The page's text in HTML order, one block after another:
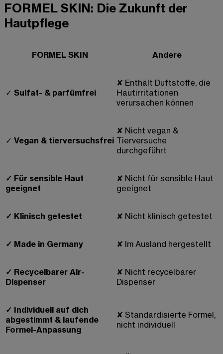
FORMEL SKIN: Die Zukunft der
Hautpflege
FORMEL SKIN Andere
✓ Sulfat- & parfümfrei
✘ Enthält Duftstoffe, die
Hautirritationen
verursachen können
✓ Vegan & tierversuchsfrei
✘ Nicht vegan &
Tierversuche
durchgeführt
✓ Für sensible Haut
geeignet
✘ Nicht für sensible Haut
geeignet
✓ Klinisch getestet ✘ Nicht klinisch getestet
✓ Made in Germany ✘ Im Ausland hergestellt
✓ Recycelbarer Air-
Dispenser
✘ Nicht recycelbarer
Dispenser
✓ Individuell auf dich
abgestimmt & laufende
Formel-Anpassung
✘ Standardisierte Formel,
nicht individuell